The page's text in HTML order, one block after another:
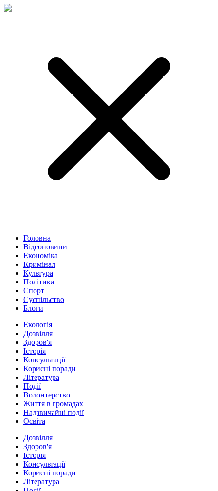
Головна
Відеоновини
Економіка
Кримінал
Культура
Політика
Спорт
Суспільство
Блоги
Екологія
Дозвілля
Здоров'я
Історія
Консультації
Корисні поради
Література
Події
Волонтерство
Життя в громадах
Надзвичайні події
Освіта
Дозвілля
Здоров'я
Історія
Консультації
Корисні поради
Література